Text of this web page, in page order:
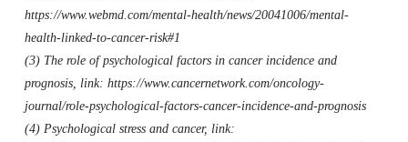
https://www.webmd.com/mental-health/news/20041006/mental-
health-linked-to-cancer-risk#1
(3) The role of psychological factors in cancer incidence and
prognosis, link: https://www.cancernetwork.com/oncology-
journal/role-psychological-factors-cancer-incidence-and-prognosis
(4) Psychological stress and cancer, link: